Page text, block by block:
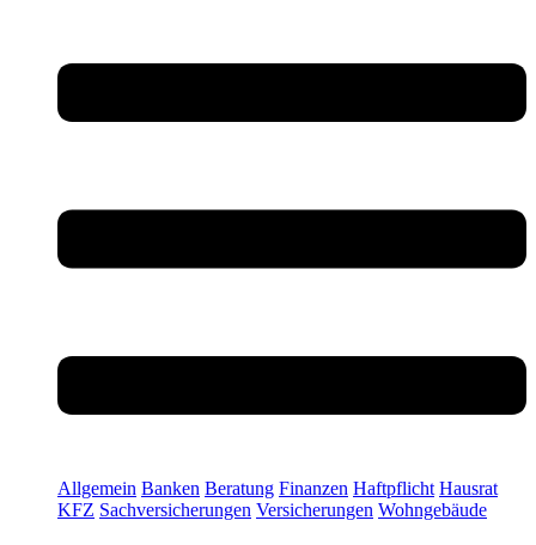
Allgemein Banken Beratung Finanzen Haftpflicht Hausrat
KFZ Sachversicherungen Versicherungen Wohngebäude